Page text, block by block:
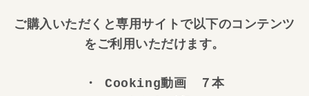
ご購入いただくと専用サイトで以下のコンテンツ
をご利用いただけます。
・ Cooking動画 ７本